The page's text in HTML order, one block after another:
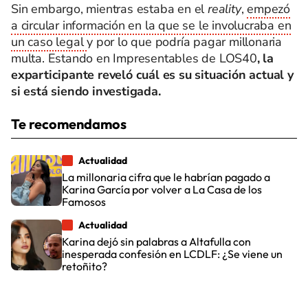
Sin embargo, mientras estaba en elreality,empezó
a circular información en la que se le involucraba en
un caso legaly por lo que podría pagar millonaria
multa. Estando en Impresentables de LOS40, la
exparticipante reveló cuál es su situación actual y
si está siendo investigada.
Te recomendamos
Actualidad
La millonaria cifra que le habrían pagado a
Karina García por volver a La Casa de los
Famosos
Actualidad
Karina dejó sin palabras a Altafulla con
inesperada confesión en LCDLF: ¿Se viene un
retoñito?